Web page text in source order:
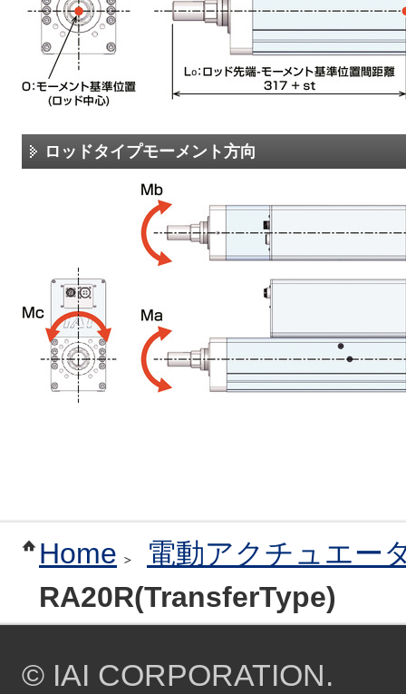
ロッドタイプモーメント方向
Home
電動アクチュエー
RA20R(TransferType)
© IAI CORPORATION.